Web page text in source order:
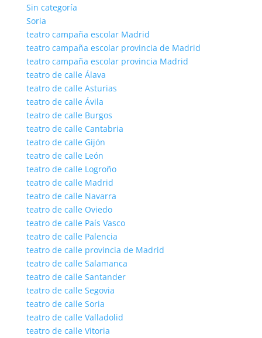
Sin categoría
Soria
teatro campaña escolar Madrid
teatro campaña escolar provincia de Madrid
teatro campaña escolar provincia Madrid
teatro de calle Álava
teatro de calle Asturias
teatro de calle Ávila
teatro de calle Burgos
teatro de calle Cantabria
teatro de calle Gijón
teatro de calle León
teatro de calle Logroño
teatro de calle Madrid
teatro de calle Navarra
teatro de calle Oviedo
teatro de calle País Vasco
teatro de calle Palencia
teatro de calle provincia de Madrid
teatro de calle Salamanca
teatro de calle Santander
teatro de calle Segovia
teatro de calle Soria
teatro de calle Valladolid
teatro de calle Vitoria